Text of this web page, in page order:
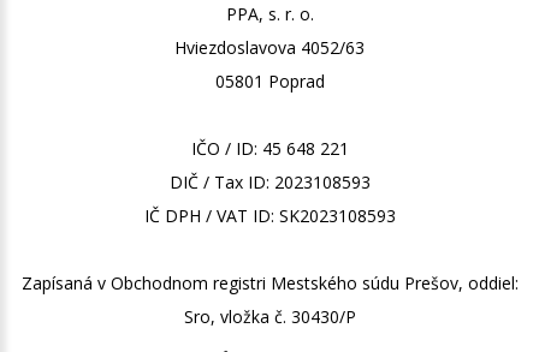
PPA, s. r. o.
Hviezdoslavova 4052/63
05801 Poprad
IČO / ID: 45 648 221
DIČ / Tax ID: 2023108593
IČ DPH / VAT ID: SK2023108593
Zapísaná v Obchodnom registri Mestského súdu Prešov, oddiel:
Sro, vložka č. 30430/P